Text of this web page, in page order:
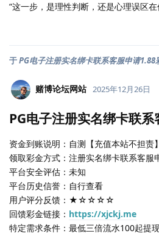
“这一步，是理性判断，还是心理误区在
于PG电子注册实名绑卡联系客服申请1.88
赌博论坛网站 2025年12月26日
PG电子注册实名绑卡联
资金到账说明：自测【充值本站不担责】
领取彩金方式：注册实名绑卡联系客服
平台安全评估：未知
平台历史信誉：自行查看
用户评分反馈：★☆☆☆☆
回馈彩金链接： https://xjckj.me
特定需求条件：最低三倍流水100起提